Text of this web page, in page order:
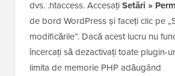
dvs. .htaccess. AccesațiSetări »
de bord WordPress și faceți clic pe
modificările”. Dacă acest lucru nu
încercați să dezactivați toate plugin-
limita de memorie PHP adăugând